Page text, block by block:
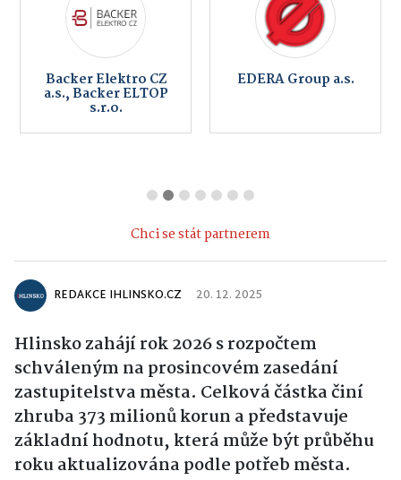
Backer Elektro CZ
a.s., Backer ELTOP
s.r.o.
EDERA Group a.s.
Chci se stát partnerem
REDAKCE IHLINSKO.CZ 20. 12. 2025
Hlinsko zahájí rok 2026 s rozpočtem
schváleným na prosincovém zasedání
zastupitelstva města. Celková částka činí
zhruba 373 milionů korun a představuje
základní hodnotu, která může být průběhu
roku aktualizována podle potřeb města.